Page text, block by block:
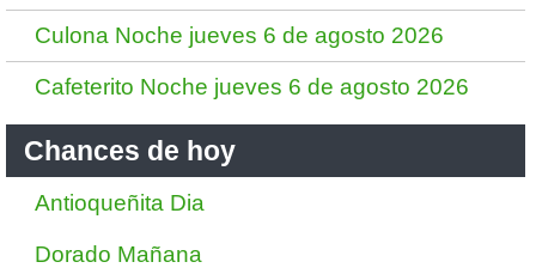
Culona Noche jueves 6 de agosto 2026
Cafeterito Noche jueves 6 de agosto 2026
Chances de hoy
Antioqueñita Dia
Dorado Mañana